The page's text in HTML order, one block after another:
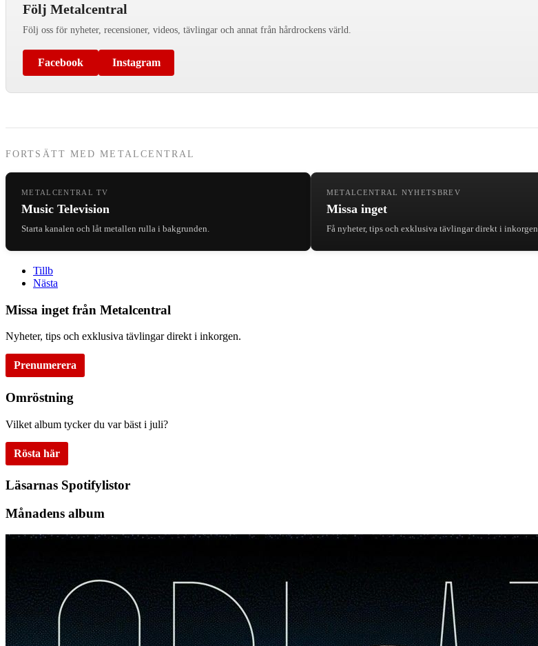
Följ Metalcentral
Följ oss för nyheter, recensioner, videos, tävlingar och annat från hårdrockens värld.
Facebook Instagram
FORTSÄTT MED METALCENTRAL
METALCENTRAL TV
Music Television
Starta kanalen och låt metallen rulla i bakgrunden.
METALCENTRAL NYHETSBREV
Missa inget
Få nyheter, tips och exklusiva tävlingar direkt i inkorgen.
Tillb
Nästa
Missa inget från Metalcentral
Nyheter, tips och exklusiva tävlingar direkt i inkorgen.
Prenumerera
Omröstning
Vilket album tycker du var bäst i juli?
Rösta här
Läsarnas Spotifylistor
Månadens album